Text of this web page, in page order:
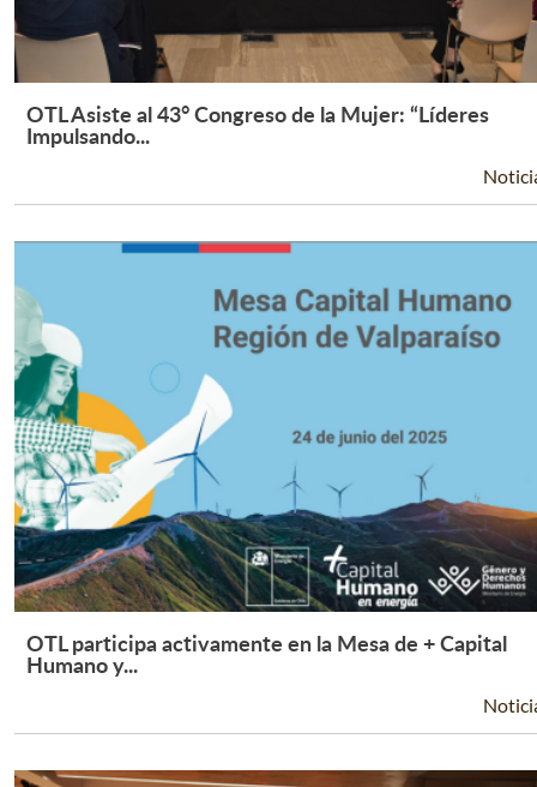
Leer Más +
OTL Asiste al 43° Congreso de la Mujer: “Líderes
Impulsando...
Leer Más +
OTL participa activamente en la Mesa de + Capital
Humano y...